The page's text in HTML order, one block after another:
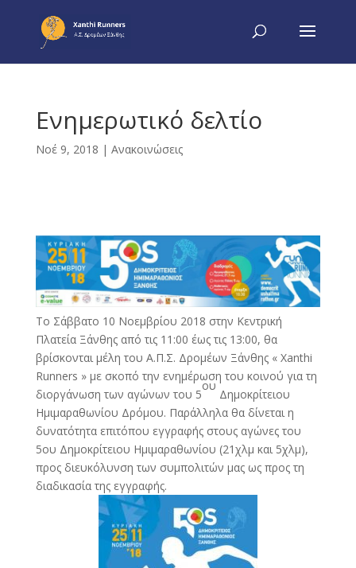
Ενημερωτικό δελτίο
Νοέ 9, 2018 | Ανακοινώσεις
Το Σάββατο 10 Νοεμβρίου 2018 στην Κεντρική
Πλατεία Ξάνθης από τις 11:00 έως τις 13:00, θα
βρίσκονται μέλη του Α.Π.Σ. Δρομέων Ξάνθης « Xanthi
Runners » με σκοπό την ενημέρωση του κοινού για τη
διοργάνωση των αγώνων του 5
ου
Δημοκρίτειου
Ημιμαραθωνίου Δρόμου. Παράλληλα θα δίνεται η
δυνατότητα επιτόπου εγγραφής στους αγώνες του
5ου Δημοκρίτειου Ημιμαραθωνίου (21χλμ και 5χλμ),
προς διευκόλυνση των συμπολιτών μας ως προς τη
διαδικασία της εγγραφής.